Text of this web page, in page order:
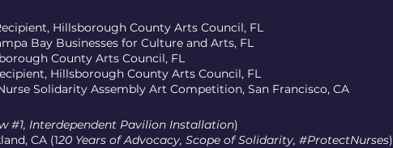
Hillsborough County Arts Council, FL
Bay Businesses for Culture and Arts, FL
County Arts Council, FL
Hillsborough County Arts Council, FL
Solidarity Assembly Art Competition, San Francisco, CA
#1, Interdependent Pavilion Installation)
CA (120 Years of Advocacy, Scope of Solidarity, #ProtectNurses)